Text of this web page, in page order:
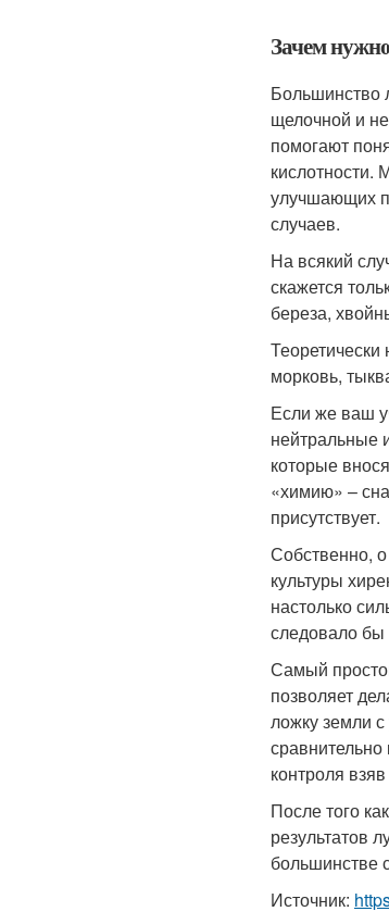
Зачем
Большинство
щелочной и
помогают
кислотности.
улучшающих
случаев.
На всякий
скажется
береза,
Теоретически
морковь,
Если же ваш
нейтральные
которые
«химию» –
присутствует.
Собственно,
культуры
настолько
следовало бы
Самый
позволяет
ложку земли
контроля
После того
результатов
большинстве
Источник: